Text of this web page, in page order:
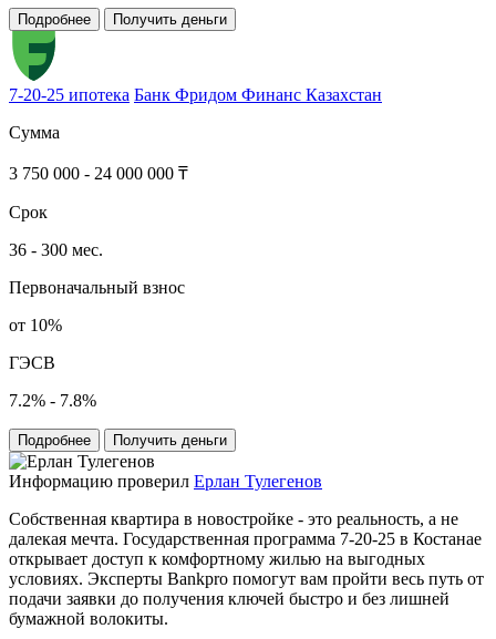
Подробнее Получить деньги
7-20-25 ипотека Банк Фридом Финанс Казахстан
Сумма
3 750 000 - 24 000 000 ₸
Срок
36 - 300 мес.
Первоначальный взнос
от 10%
ГЭСВ
7.2% - 7.8%
Подробнее Получить деньги
Информацию проверил Ерлан Тулегенов
Собственная квартира в новостройке - это реальность, а не
далекая мечта. Государственная программа 7-20-25 в Костанае
открывает доступ к комфортному жилью на выгодных
условиях. Эксперты Bankpro помогут вам пройти весь путь от
подачи заявки до получения ключей быстро и без лишней
бумажной волокиты.